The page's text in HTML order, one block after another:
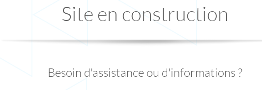
Site en construction
Besoin d'assistance ou d'informations ?